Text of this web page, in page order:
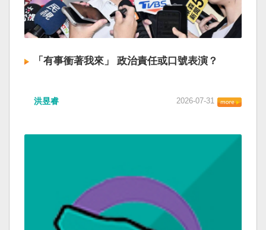
「有事衝著我來」 政治責任或口號表演？
洪昱睿 2026-07-31